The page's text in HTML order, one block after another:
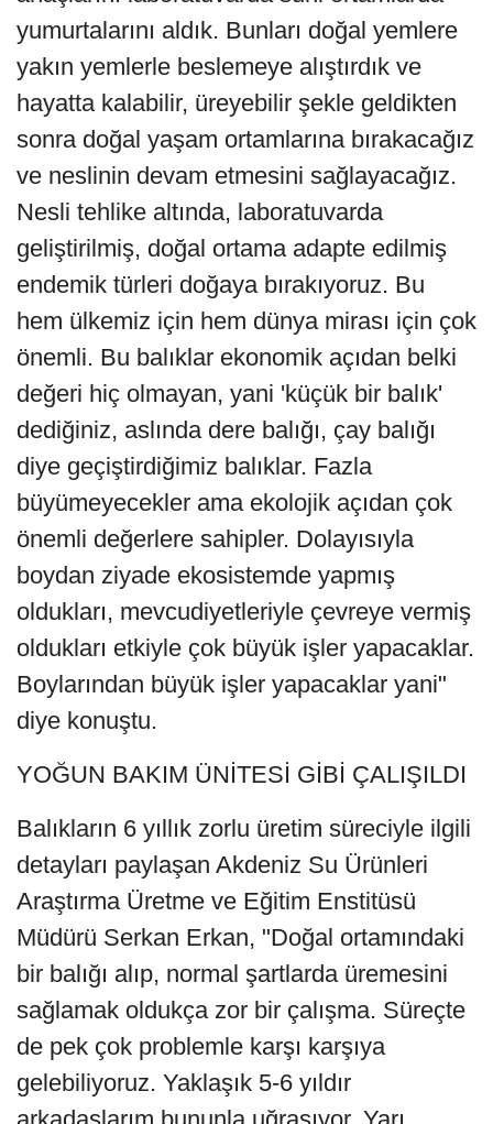
yumurtalarını aldık. Bunları doğal yemlere
yakın yemlerle beslemeye alıştırdık ve
hayatta kalabilir, üreyebilir şekle geldikten
sonra doğal yaşam ortamlarına bırakacağız
ve neslinin devam etmesini sağlayacağız.
Nesli tehlike altında, laboratuvarda
geliştirilmiş, doğal ortama adapte edilmiş
endemik türleri doğaya bırakıyoruz. Bu
hem ülkemiz için hem dünya mirası için çok
önemli. Bu balıklar ekonomik açıdan belki
değeri hiç olmayan, yani 'küçük bir balık'
dediğiniz, aslında dere balığı, çay balığı
diye geçiştirdiğimiz balıklar. Fazla
büyümeyecekler ama ekolojik açıdan çok
önemli değerlere sahipler. Dolayısıyla
boydan ziyade ekosistemde yapmış
oldukları, mevcudiyetleriyle çevreye vermiş
oldukları etkiyle çok büyük işler yapacaklar.
Boylarından büyük işler yapacaklar yani"
diye konuştu.
YOĞUN BAKIM ÜNİTESİ GİBİ ÇALIŞILDI
Balıkların 6 yıllık zorlu üretim süreciyle ilgili
detayları paylaşan Akdeniz Su Ürünleri
Araştırma Üretme ve Eğitim Enstitüsü
Müdürü Serkan Erkan, "Doğal ortamındaki
bir balığı alıp, normal şartlarda üremesini
sağlamak oldukça zor bir çalışma. Süreçte
de pek çok problemle karşı karşıya
gelebiliyoruz. Yaklaşık 5-6 yıldır